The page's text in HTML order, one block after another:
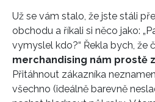
Už se vám stalo, že jste stáli
obchodu a říkali si něco jako:
vymyslel kdo?“ Řekla bych, že
merchandising nám prostě
Přitáhnout zákazníka
všechno (ideálně barevně